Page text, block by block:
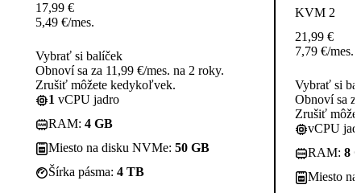
17,99 €
5,49 €/mes.
Vybrať si balíček
Obnoví sa za 11,99 €/mes. na 2 roky.
Zrušiť môžete kedykoľvek.
1 vCPU jadro
RAM: 4 GB
Miesto na disku NVMe: 50 GB
Šírka pásma: 4 TB
KVM 2
21,99 €
7,79 €/mes.
Vybrať si
Obnoví sa
Zrušiť
vCPU
RAM: 8
Miesto